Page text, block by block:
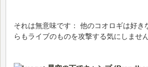
それは無意味です： 他のコオロギは好き
らもライブのものを攻撃する気にしません